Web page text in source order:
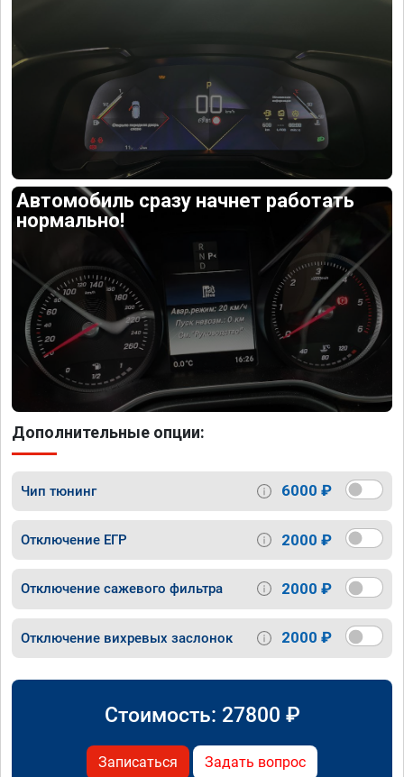
Автомобиль сразу начнет работать
нормально!
Дополнительные опции:
Чип тюнинг 6000 ₽
Отключение ЕГР 2000 ₽
Отключение сажевого фильтра 2000 ₽
Отключение вихревых заслонок 2000 ₽
Стоимость: 27800 ₽
Записаться Задать вопрос